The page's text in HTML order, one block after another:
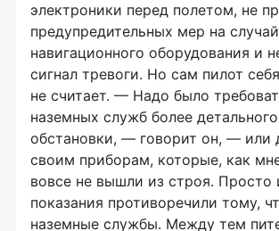
электроники перед полетом, не
предупредительных мер на
навигационного оборудования и
сигнал тревоги. Но сам пилот
не считает. — Надо было
наземных служб более
обстановки, — говорит он, — или
своим приборам, которые, как
вовсе не вышли из строя. Просто
показания противоречили тому,
наземные службы. Между тем